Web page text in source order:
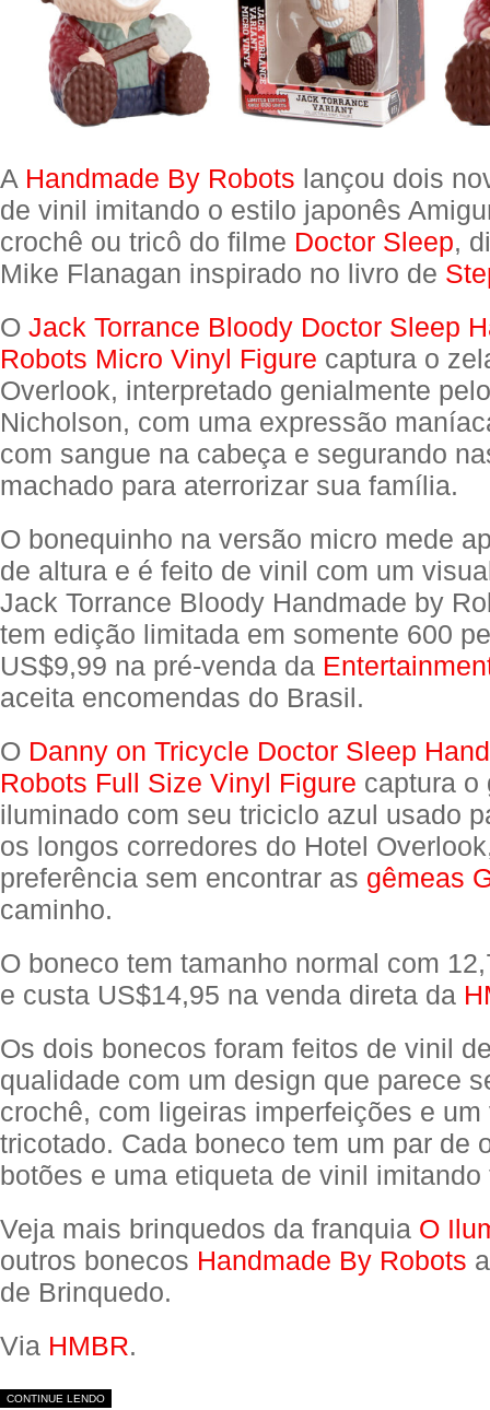
A Handmade By Robots lançou dois
de vinil imitando o estilo japonês
crochê ou tricô do filme Doctor Sleep,
Mike Flanagan inspirado no livro de
O Jack Torrance Bloody Doctor Sleep
Robots Micro Vinyl Figure captura o
Overlook, interpretado genialmente
Nicholson, com uma expressão
com sangue na cabeça e segurando
machado para aterrorizar sua família.
O bonequinho na versão micro mede
de altura e é feito de vinil com um
Jack Torrance Bloody Handmade by
tem edição limitada em somente 600
US$9,99 na pré-venda da
aceita encomendas do Brasil.
O Danny on Tricycle Doctor Sleep
Robots Full Size Vinyl Figure captura o
iluminado com seu triciclo azul usado
os longos corredores do Hotel
preferência sem encontrar as gêmeas
caminho.
O boneco tem tamanho normal com
e custa US$14,95 na venda direta da
Os dois bonecos foram feitos de vinil
qualidade com um design que parece
crochê, com ligeiras imperfeições e um
tricotado. Cada boneco tem um par de
botões e uma etiqueta de vinil imitando
Veja mais brinquedos da franquia O
outros bonecos Handmade By Robots
de Brinquedo.
Via HMBR.
CONTINUE LENDO